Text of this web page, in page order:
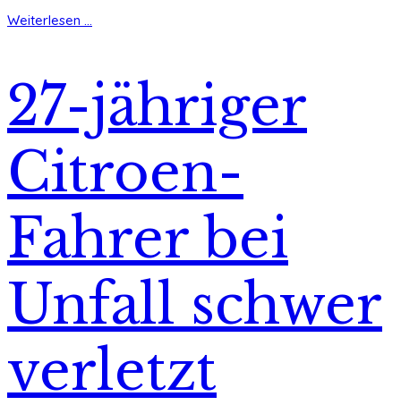
Weiterlesen ...
27-jähriger
Citroen-
Fahrer bei
Unfall schwer
verletzt